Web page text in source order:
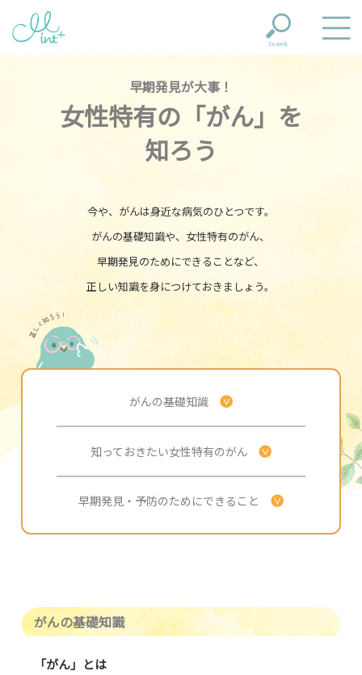
Search
早期発見が大事！
女性特有の「がん」を
知ろう
今や、がんは身近な病気のひとつです。
がんの基礎知識や、女性特有のがん、
早期発見のためにできることなど、
正しい知識を身につけておきましょう。
正しく知ろう！
がんの基礎知識
知っておきたい女性特有のがん
早期発見・予防のためにできること
がんの基礎知識
「がん」とは